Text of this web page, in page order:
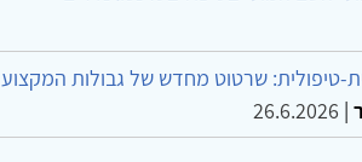
טיפולית: שרטוט מחדש של גבולות המקצוע
|
26.6.2026